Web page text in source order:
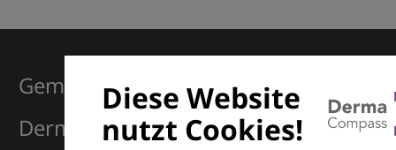
Diese Website
nutzt Cookies!
Gemeinsam für Exzellenz in der
Dermatologie